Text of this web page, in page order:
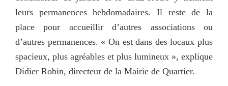
leurs permanences hebdomadaires. Il reste de la
place pour accueillir d’autres associations ou
d’autres permanences. « On est dans des locaux plus
spacieux, plus agréables et plus lumineux », explique
Didier Robin, directeur de la Mairie de Quartier.